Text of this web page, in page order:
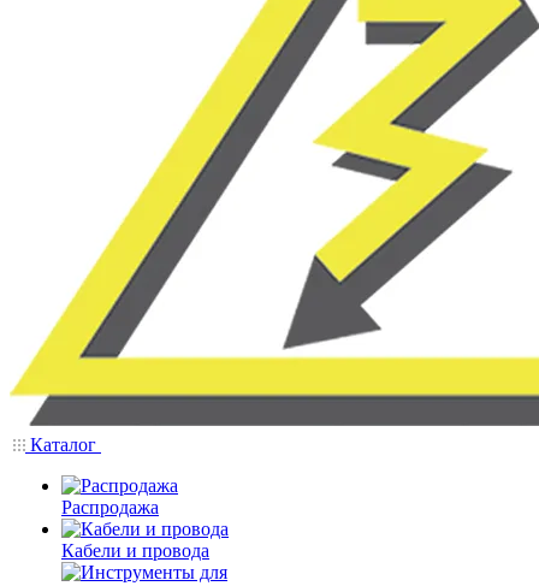
Каталог
Распродажа
Кабели и провода